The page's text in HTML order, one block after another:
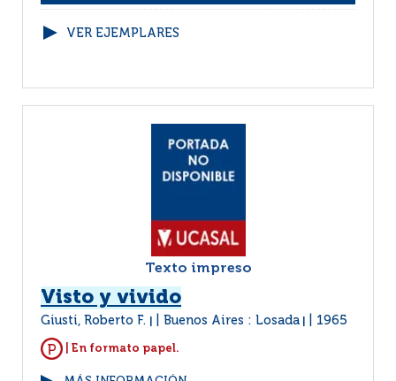
VER EJEMPLARES
Texto impreso
Visto y vivido
Giusti, Roberto F. Buenos Aires : Losada 1965
| En formato papel.